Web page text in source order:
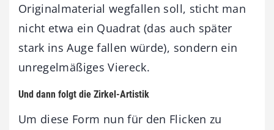
Originalmaterial wegfallen soll, sticht man
nicht etwa ein Quadrat (das auch später
stark ins Auge fallen würde), sondern ein
unregelmäßiges Viereck.
Und dann folgt die Zirkel-Artistik
Um diese Form nun für den Flicken zu